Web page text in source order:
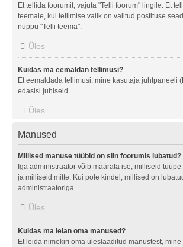
Et tellida foorumit, vajuta "Telli foorum" lingile. Et
teemale, kui tellimise valik on valitud postituse
nuppu "Telli teema".
Üles
Kuidas ma eemaldan tellimusi?
Et eemaldada tellimusi, mine kasutaja juhtpaneeli
edasisi juhiseid.
Üles
Manused
Millised manuse tüübid on siin foorumis lubatud?
Iga administraator võib määrata ise, milliseid
ja milliseid mitte. Kui pole kindel, millised on
administraatoriga.
Üles
Kuidas ma leian oma manused?
Et leida nimekiri oma üleslaaditud manustest,